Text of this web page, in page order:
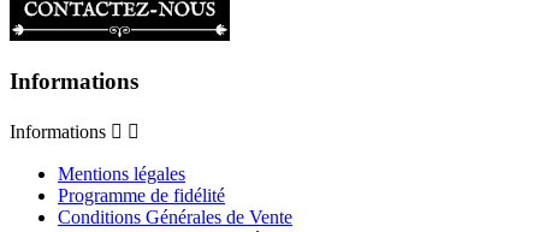
Informations
Informations  
Mentions légales
Programme de fidélité
Conditions Générales de Vente